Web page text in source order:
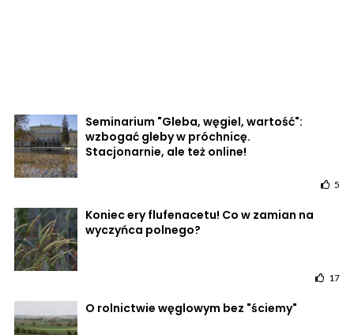
Seminarium "Gleba, węgiel, wartość":
wzbogać gleby w próchnicę.
Stacjonarnie, ale też online!
5
Koniec ery flufenacetu! Co w zamian na
wyczyńca polnego?
17
O rolnictwie węglowym bez "ściemy"